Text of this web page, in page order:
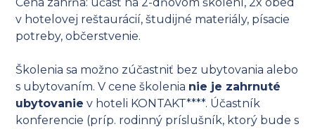
v hotelovej reštaurácií, študijné materiály, písacie
potreby, občerstvenie.
Školenia sa možno zúčastniť bez ubytovania alebo
s ubytovaním. V cene školenia nie je zahrnuté
ubytovanie v hoteli KONTAKT****. Účastník
konferencie (príp. rodinný príslušník, ktorý bude s